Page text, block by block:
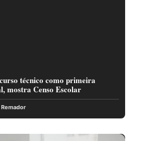
técnico como primeira
mostra Censo Escolar